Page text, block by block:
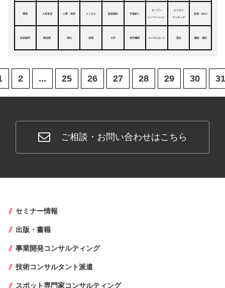
環境 人材育成 人事・採用 メンタル 販路開拓 市場参入
オープン
イノベーション
ビジネス
マッチング
投資・M&A
技術顧問 製造業 商社 流通 大学 研究機関 コンサルタント 歴史 翻訳・通訳
2 ... 25 26 27 28 29 30 31
ご相談・お問い合わせはこちら
セミナー情報
出版・書籍
事業開発コンサルティング
技術コンサルタント派遣
スポット専門家コンサルティング